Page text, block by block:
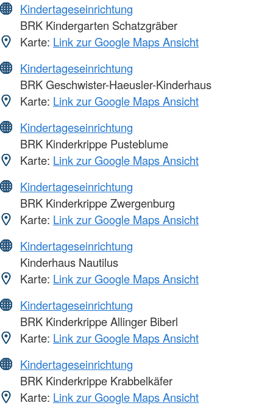
Kindertageseinrichtung
BRK Kindergarten Schatzgräber
Karte: Link zur Google Maps Ansicht
Kindertageseinrichtung
BRK Geschwister-Haeusler-Kinderhaus
Karte: Link zur Google Maps Ansicht
Kindertageseinrichtung
BRK Kinderkrippe Pusteblume
Karte: Link zur Google Maps Ansicht
Kindertageseinrichtung
BRK Kinderkrippe Zwergenburg
Karte: Link zur Google Maps Ansicht
Kindertageseinrichtung
Kinderhaus Nautilus
Karte: Link zur Google Maps Ansicht
Kindertageseinrichtung
BRK Kinderkrippe Allinger Biberl
Karte: Link zur Google Maps Ansicht
Kindertageseinrichtung
BRK Kinderkrippe Krabbelkäfer
Karte: Link zur Google Maps Ansicht